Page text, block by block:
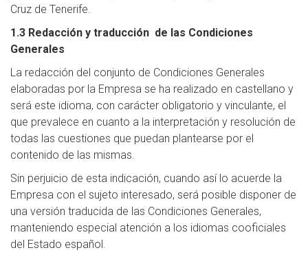
Cruz de Tenerife.
1.3 Redacción y traducción de las Condiciones
Generales
La redacción del conjunto de Condiciones Generales
elaboradas por la Empresa se ha realizado en castellano y
será este idioma, con carácter obligatorio y vinculante, el
que prevalece en cuanto a la interpretación y resolución de
todas las cuestiones que puedan plantearse por el
contenido de las mismas.
Sin perjuicio de esta indicación, cuando así lo acuerde la
Empresa con el sujeto interesado, será posible disponer de
una versión traducida de las Condiciones Generales,
manteniendo especial atención a los idiomas cooficiales
del Estado español.